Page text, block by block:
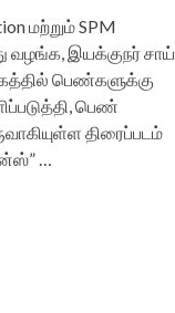
மற்றும் SPM
வழங்க, இயக்குநர் சாய்
பெண்களுக்கு
பெண்
திரைப்படம்
…